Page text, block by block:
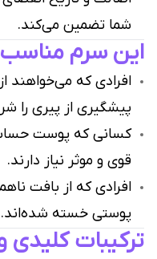
شما تضمین می‌کند.
این سرم
پیشگیری از پیری را
کسانی که پوست
قوی و موثر نیاز دارند.
افرادی که از بافت
پوستی خسته شده‌اند.
ترکیبات کلیدی